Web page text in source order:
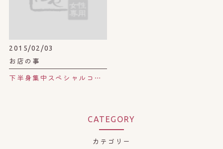
2015/02/03
お店の事
下半身集中スペシャルコース！！
CATEGORY
カテゴリー